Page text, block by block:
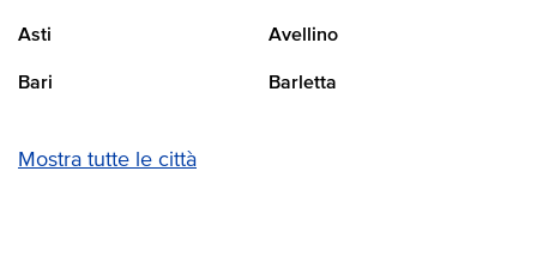
Asti Avellino
Bari Barletta
Mostra tutte le città